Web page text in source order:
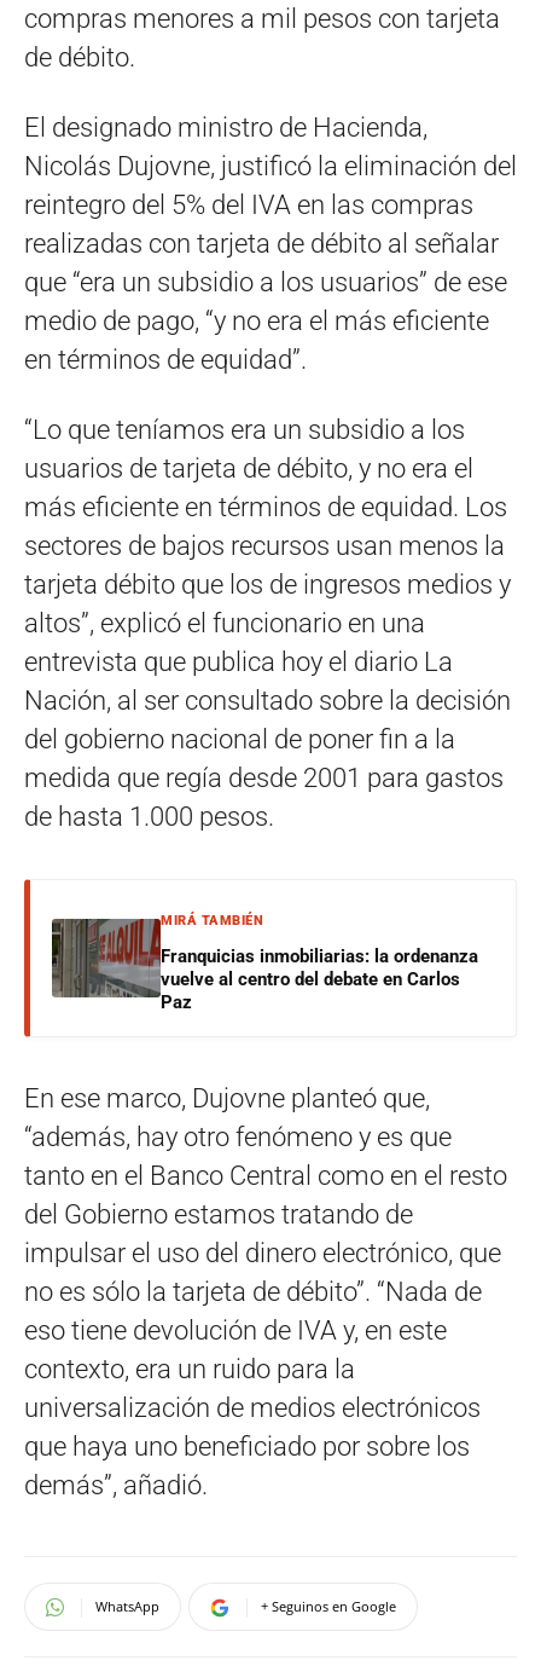
compras menores a mil pesos con tarjeta
de débito.
El designado ministro de Hacienda,
Nicolás Dujovne, justificó la eliminación del
reintegro del 5% del IVA en las compras
realizadas con tarjeta de débito al señalar
que “era un subsidio a los usuarios” de ese
medio de pago, “y no era el más eficiente
en términos de equidad”.
“Lo que teníamos era un subsidio a los
usuarios de tarjeta de débito, y no era el
más eficiente en términos de equidad. Los
sectores de bajos recursos usan menos la
tarjeta débito que los de ingresos medios y
altos”, explicó el funcionario en una
entrevista que publica hoy el diario La
Nación, al ser consultado sobre la decisión
del gobierno nacional de poner fin a la
medida que regía desde 2001 para gastos
de hasta 1.000 pesos.
MIRÁ TAMBIÉN
Franquicias inmobiliarias: la ordenanza
vuelve al centro del debate en Carlos
Paz
En ese marco, Dujovne planteó que,
“además, hay otro fenómeno y es que
tanto en el Banco Central como en el resto
del Gobierno estamos tratando de
impulsar el uso del dinero electrónico, que
no es sólo la tarjeta de débito”. “Nada de
eso tiene devolución de IVA y, en este
contexto, era un ruido para la
universalización de medios electrónicos
que haya uno beneficiado por sobre los
demás”, añadió.
WhatsApp + Seguinos en Google